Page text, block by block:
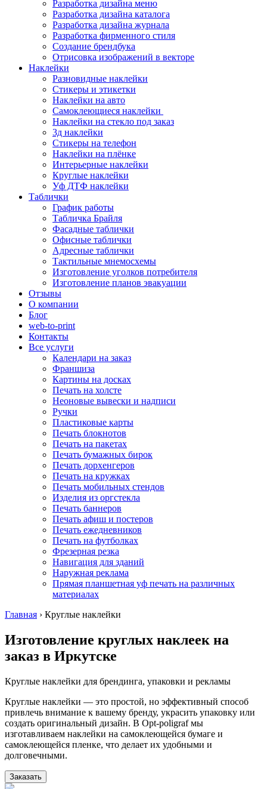
Разработка дизайна меню
Разработка дизайна каталога
Разработка дизайна журнала
Разработка фирменного стиля
Создание брендбука
Отрисовка изображений в векторе
Наклейки
Разновидные наклейки
Стикеры и этикетки
Наклейки на авто
Самоклеющиеся наклейки
Наклейки на стекло под заказ
3д наклейки
Cтикеры на телефон
Наклейки на плёнке
Интерьерные наклейки
Круглые наклейки
Уф ДТФ наклейки
Таблички
График работы
Табличка Брайля
Фасадные таблички
Офисные таблички
Адресные таблички
Тактильные мнемосхемы
Изготовление уголков потребителя
Изготовление планов эвакуации
Отзывы
О компании
Блог
web-to-print
Контакты
Все услуги
Календари на заказ
Франшиза
Картины на досках
Печать на холсте
Неоновые вывески и надписи
Ручки
Пластиковые карты
Печать блокнотов
Печать на пакетах
Печать бумажных бирок
Печать дорхенгеров
Печать на кружках
Печать мобильных стендов
Изделия из оргстекла
Печать баннеров
Печать афиш и постеров
Печать ежедневников
Печать на футболках
Фрезерная резка
Навигация для зданий
Наружная реклама
Прямая планшетная уф печать на различных
материалах
Главная › Круглые наклейки
Изготовление круглых наклеек на
заказ в Иркутске
Круглые наклейки для брендинга, упаковки и рекламы
Круглые наклейки — это простой, но эффективный способ
привлечь внимание к вашему бренду, украсить упаковку или
создать оригинальный дизайн. В Opt-poligraf мы
изготавливаем наклейки на самоклеющейся бумаге и
самоклеющейся пленке, что делает их удобными и
долговечными.
Заказать